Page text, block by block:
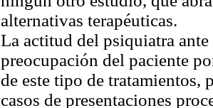
alternativas terapéuticas.
La actitud del psiquiatra
preocupación del paciente
de este tipo de tratamientos,
casos de presentaciones